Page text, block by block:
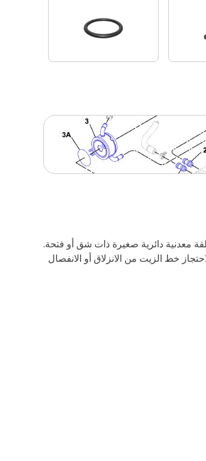
معدنية دائرية صغيرة ذات شق أو فتحة.
خط الزيت من الانزلاق أو الانفصال